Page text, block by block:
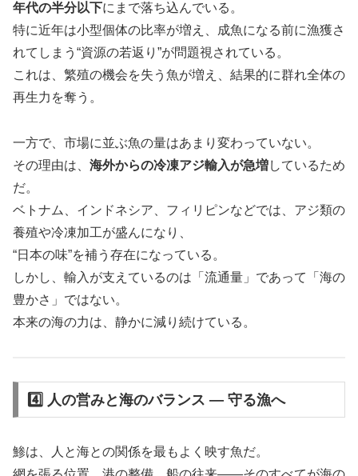
年代の半分以下にまで落ち込んでいる。
特に近年は小型個体の比率が増え、成魚になる前に漁獲さ
れてしまう“資源の若返り”が問題視されている。
これは、繁殖の機会を失う魚が増え、結果的に群れ全体の
再生力を奪う。
一方で、市場に並ぶ魚の量はあまり変わっていない。
その理由は、 海外からの冷凍アジ輸入が急増しているため
だ。
ベトナム、インドネシア、フィリピンなどでは、アジ類の
養殖や冷凍加工が盛んになり、
“日本の味”を補う存在になっている。
しかし、輸入が支えているのは「流通量」であって「海の
豊かさ」ではない。
本来の海の力は、静かに減り続けている。
4️⃣ 人の営みと海のバランス ― 守る漁へ
鯵は、人と海との関係を最もよく映す魚だ。